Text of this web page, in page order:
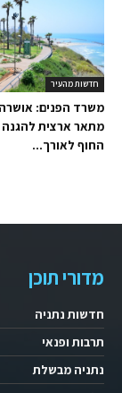
חדשות מהעיר
משרד הפנים:
מתאר ארצית להגנה
החוף לאורך...
מדורי תוכן
חדשות נתניה
תרבות ופנאי
נתניה מבשלת